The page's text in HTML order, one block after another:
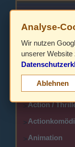
HOME
>
> Action
>Action /
>
>Animation
Analyse-
Wir nutzen
unserer Website
Ablehnen